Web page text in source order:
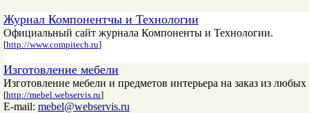
Журнал Компонентчы и Технологии
Официальный сайт журнала Компоненты и Технологии.
[http://www.compitech.ru]
Изготовление мебели
Изготовление мебели и предметов интерьера на заказ из
[http://mebel.webservis.ru]
E-mail: mebel@webservis.ru